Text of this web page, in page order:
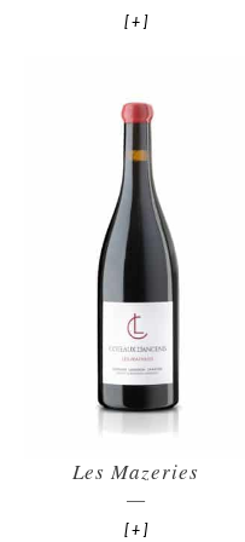
[ + ]
Les Mazeries
[ + ]